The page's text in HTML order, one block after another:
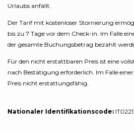
Urlaubs anfällt.
Der Tarif mit kostenloser Stornierung
bis zu 7 Tage vor dem Check-in. Im Falle
der gesamte Buchungsbetrag bezahlt
Für den nicht erstattbaren Preis ist eine
nach Bestätigung erforderlich. Im Falle
Preis nicht erstattungsfähig.
Nationaler Identifikationscode: